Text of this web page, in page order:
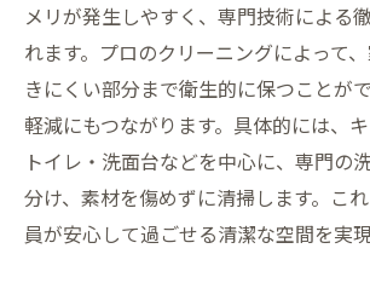
メリが発生しやすく、専門技術による
れます。プロのクリーニングによって
きにくい部分まで衛生的に保つことが
軽減にもつながります。具体的には、
トイレ・洗面台などを中心に、専門の
分け、素材を傷めずに清掃します。こ
員が安心して過ごせる清潔な空間を実現